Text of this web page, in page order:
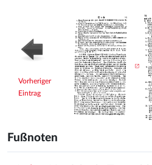
Vorheriger
Eintrag
Fußnoten